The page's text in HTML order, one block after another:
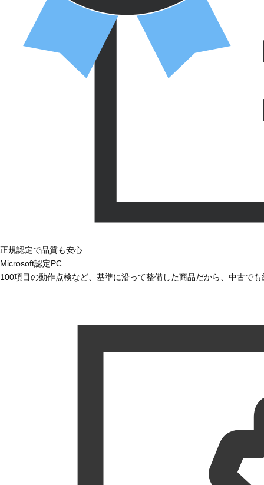
正規認定で品質も安心
Microsoft認定PC
100項目の動作点検など、基準に沿って整備した商品だから、中古で